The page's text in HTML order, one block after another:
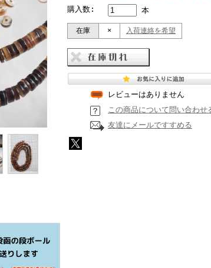
購入数: 本
在庫 × 入荷連絡を希望
レビューはありません
この商品について問い合わせ
友達にメールですすめる